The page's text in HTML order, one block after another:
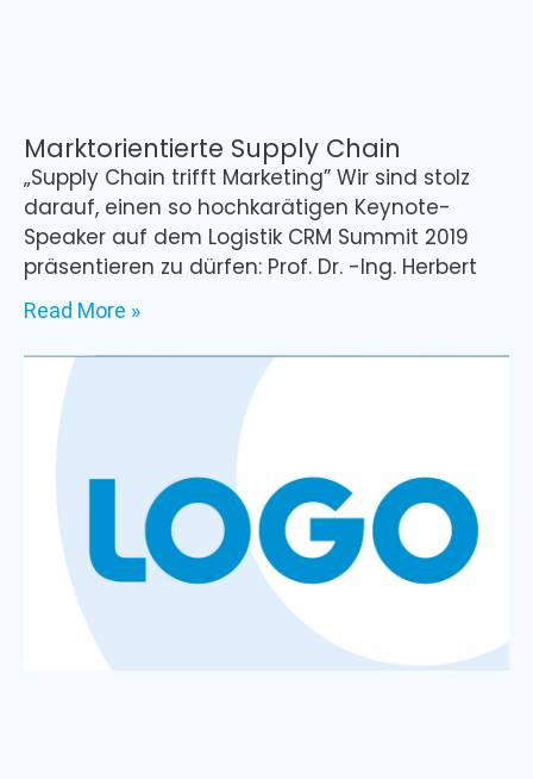
Marktorientierte Supply Chain
„Supply Chain trifft Marketing” Wir sind stolz
darauf, einen so hochkarätigen Keynote-
Speaker auf dem Logistik CRM Summit 2019
präsentieren zu dürfen: Prof. Dr. -Ing. Herbert
Read More »